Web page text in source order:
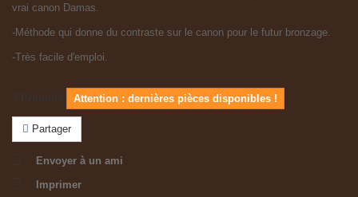
vrai canon Damas.
-Méthode qui donne du contraste sur le canon pour le futur bronzage.
-Très facile d'emploi.
Attention : dernières pièces disponibles !
Partager
Envoyer à un ami
Imprimer